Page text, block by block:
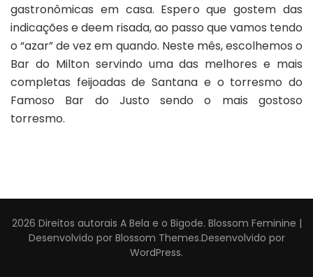
da
quarentena
gastronômicas em casa. Espero que gostem das
indicações e deem risada, ao passo que vamos tendo
o “azar” de vez em quando. Neste mês, escolhemos o
Bar do Milton servindo uma das melhores e mais
completas feijoadas de Santana e o torresmo do
Famoso Bar do Justo sendo o mais gostoso
torresmo.
2026 Direitos autorais A Bela e o Bigode. Blossom Feminine |
Desenvolvido por Blossom Themes.Desenvolvido por
WordPress.